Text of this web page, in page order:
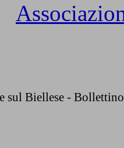
sul Biellese -